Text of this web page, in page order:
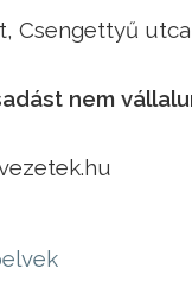
Csengettyű utca
nem